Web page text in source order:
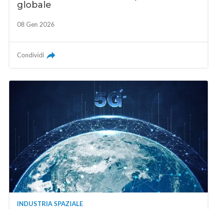
globale
08 Gen 2026
Condividi
INDUSTRIA SPAZIALE